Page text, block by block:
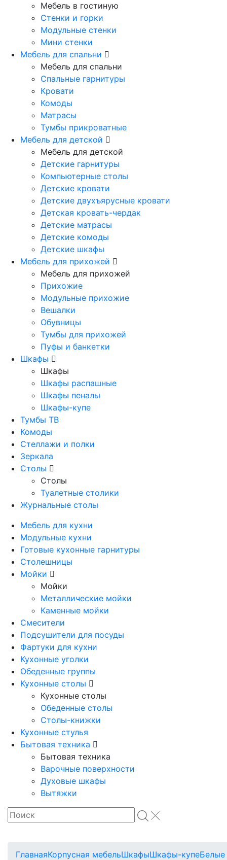
Мебель в гостиную
Стенки и горки
Модульные стенки
Мини стенки
Мебель для спальни
Мебель для спальни
Спальные гарнитуры
Кровати
Комоды
Матрасы
Тумбы прикроватные
Мебель для детской
Мебель для детской
Детские гарнитуры
Компьютерные столы
Детские кровати
Детские двухъярусные кровати
Детская кровать-чердак
Детские матрасы
Детские комоды
Детские шкафы
Мебель для прихожей
Мебель для прихожей
Прихожие
Модульные прихожие
Вешалки
Обувницы
Тумбы для прихожей
Пуфы и банкетки
Шкафы
Шкафы
Шкафы распашные
Шкафы пеналы
Шкафы-купе
Тумбы ТВ
Комоды
Стеллажи и полки
Зеркала
Столы
Столы
Туалетные столики
Журнальные столы
Мебель для кухни
Модульные кухни
Готовые кухонные гарнитуры
Столешницы
Мойки
Мойки
Металлические мойки
Каменные мойки
Смесители
Подсушители для посуды
Фартуки для кухни
Кухонные уголки
Обеденные группы
Кухонные столы
Кухонные столы
Обеденные столы
Столы-книжки
Кухонные стулья
Бытовая техника
Бытовая техника
Варочные поверхности
Духовые шкафы
Вытяжки
ГлавнаяКорпусная мебельШкафыШкафы-купеБелые